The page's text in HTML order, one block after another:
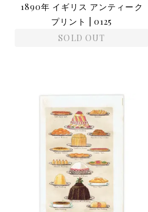
1890年 イギリス アンティーク
プリント | 0125
SOLD OUT